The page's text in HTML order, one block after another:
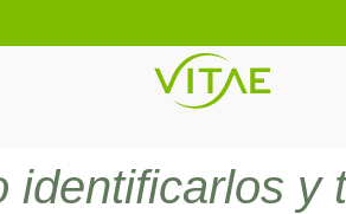
identificarlos y